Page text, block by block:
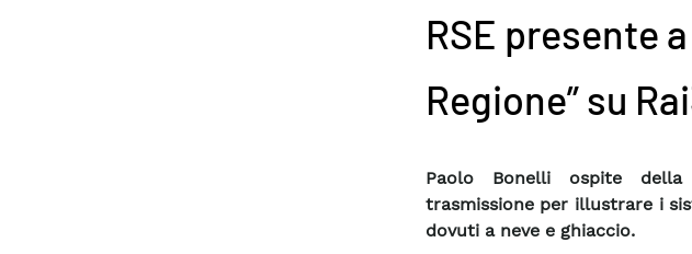
RSE presente
Regione” su
Paolo Bonelli ospite della
trasmissione per illustrare i
dovuti a neve e ghiaccio.